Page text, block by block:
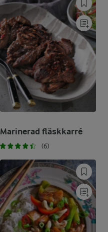
Marinerad fläskkarré
(6)